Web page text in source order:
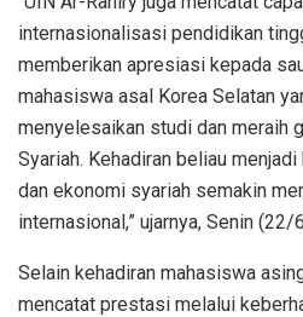
internasionalisasi pendidikan
memberikan apresiasi kepada
mahasiswa asal Korea Selatan
menyelesaikan studi dan meraih
Syariah. Kehadiran beliau
dan ekonomi syariah semakin
internasional,” ujarnya, Senin
Selain kehadiran mahasiswa
mencatat prestasi melalui